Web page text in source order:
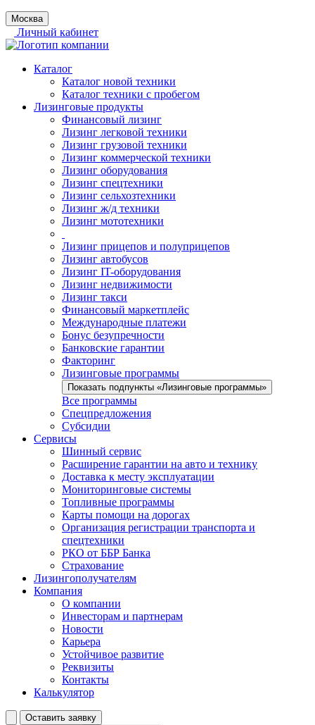
Москва
Личный кабинет
Каталог
Каталог новой техники
Каталог техники с пробегом
Лизинговые продукты
Финансовый лизинг
Лизинг легковой техники
Лизинг грузовой техники
Лизинг коммерческой техники
Лизинг оборудования
Лизинг спецтехники
Лизинг сельхозтехники
Лизинг ж/д техники
Лизинг мототехники
Лизинг прицепов и полуприцепов
Лизинг автобусов
Лизинг IT-оборудования
Лизинг недвижимости
Лизинг такси
Финансовый маркетплейс
Международные платежи
Бонус безупречности
Банковские гарантии
Факторинг
Лизинговые программы
Показать подпункты «Лизинговые программы»
Все программы
Спецпредложения
Субсидии
Сервисы
Шинный сервис
Расширение гарантии на авто и технику
Доставка к месту эксплуатации
Мониторинговые системы
Топливные программы
Карты помощи на дорогах
Организация регистрации транспорта и
спецтехники
РКО от ББР Банка
Страхование
Лизингополучателям
Компания
О компании
Инвесторам и партнерам
Новости
Карьера
Устойчивое развитие
Реквизиты
Контакты
Калькулятор
Оставить заявку